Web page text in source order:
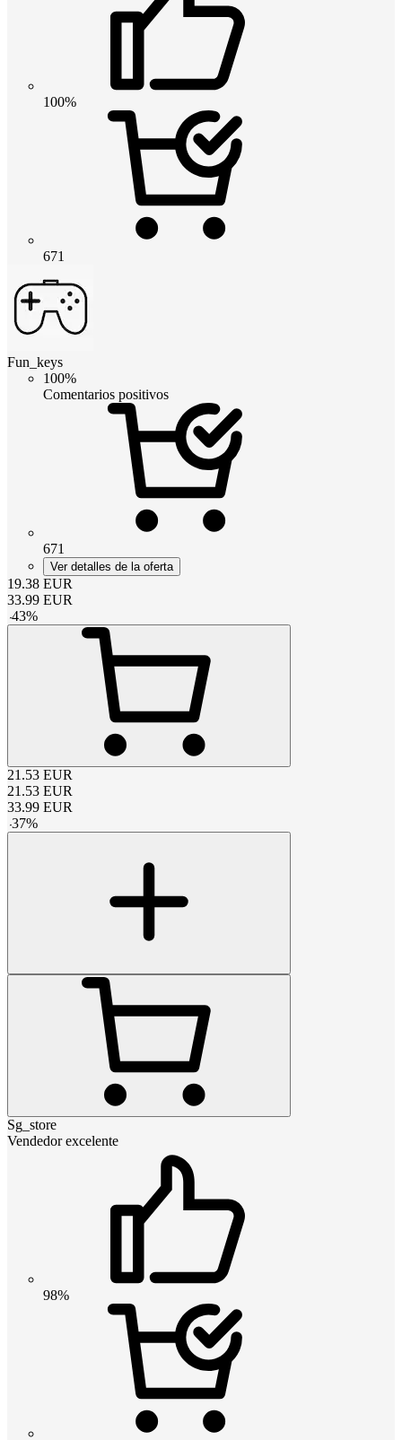
100%
671
Fun_keys
100%
Comentarios positivos
671
Ver detalles de la oferta
19.38 EUR
33.99 EUR
-43%
21.53 EUR
21.53 EUR
33.99 EUR
-37%
Sg_store
Vendedor excelente
98%